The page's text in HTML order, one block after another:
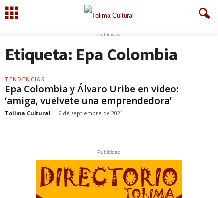
Publicidad
Etiqueta: Epa Colombia
TENDENCIAS
Epa Colombia y Álvaro Uribe en video:
‘amiga, vuélvete una emprendedora’
Tolima Cultural - 6 de septiembre de 2021
Publicidad